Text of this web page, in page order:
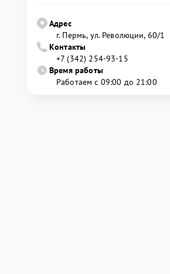
Адрес
г. Пермь, ул. ​Революции, 60/1
Контакты
+7 (342) 254-93-15
Время работы
Работаем с 09:00 до 21:00